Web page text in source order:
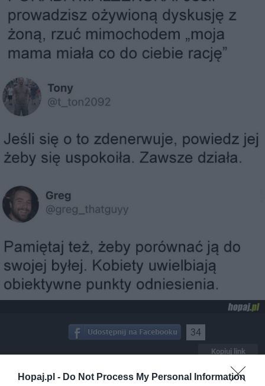
Hopaj.pl - Do Not Process My Personal Information
34
Kopiuj link